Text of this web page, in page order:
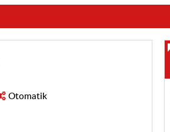
Otomatik